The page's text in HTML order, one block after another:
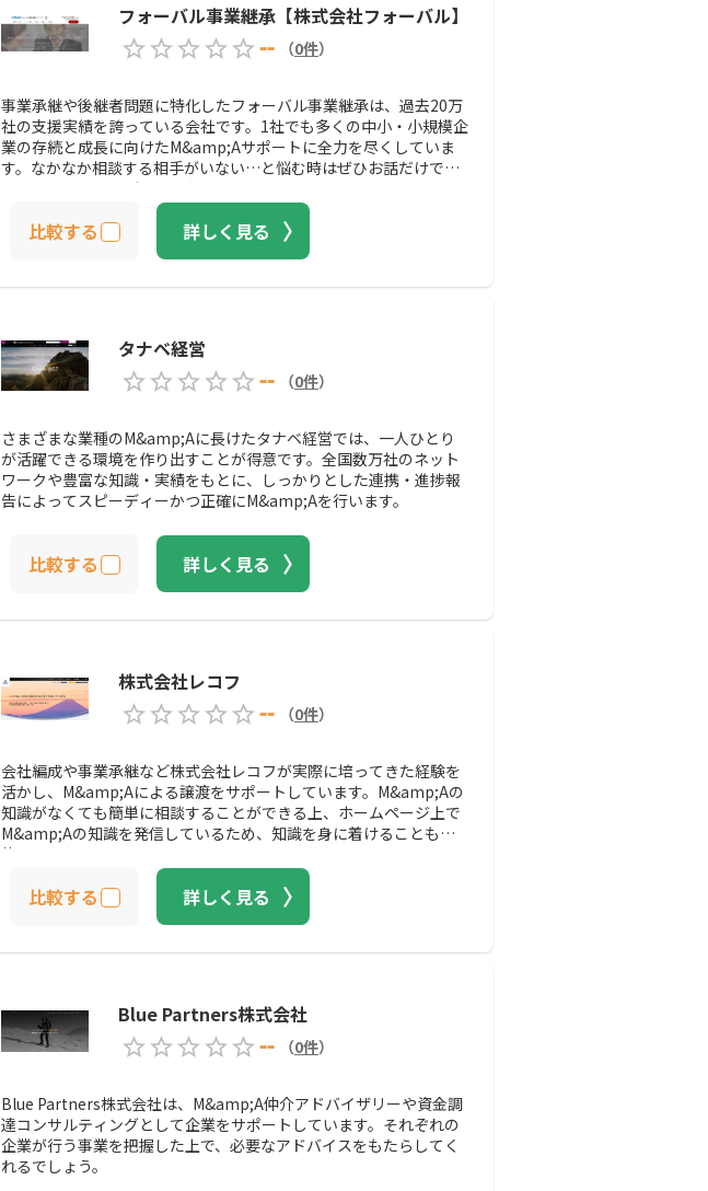
フォーバル事業継承【株式会社フォーバル】
--
（0件）
事業承継や後継者問題に特化したフォーバル事業継承は、過去20万
社の支援実績を誇っている会社です。1社でも多くの中小・小規模企
業の存続と成長に向けたM&amp;Aサポートに全力を尽くしていま
す。なかなか相談する相手がいない…と悩む時はぜひお話だけでも
聞いてみてはいかがでしょうか。
比較する 詳しく見る
タナベ経営
--
（0件）
さまざまな業種のM&amp;Aに長けたタナベ経営では、一人ひとり
が活躍できる環境を作り出すことが得意です。全国数万社のネット
ワークや豊富な知識・実績をもとに、しっかりとした連携・進捗報
告によってスピーディーかつ正確にM&amp;Aを行います。
比較する 詳しく見る
株式会社レコフ
--
（0件）
会社編成や事業承継など株式会社レコフが実際に培ってきた経験を
活かし、M&amp;Aによる譲渡をサポートしています。M&amp;Aの
知識がなくても簡単に相談することができる上、ホームページ上で
M&amp;Aの知識を発信しているため、知識を身に着けることも可
能でしょう。
比較する 詳しく見る
Blue Partners株式会社
--
（0件）
Blue Partners株式会社は、M&amp;A仲介アドバイザリーや資金調
達コンサルティングとして企業をサポートしています。それぞれの
企業が行う事業を把握した上で、必要なアドバイスをもたらしてく
れるでしょう。